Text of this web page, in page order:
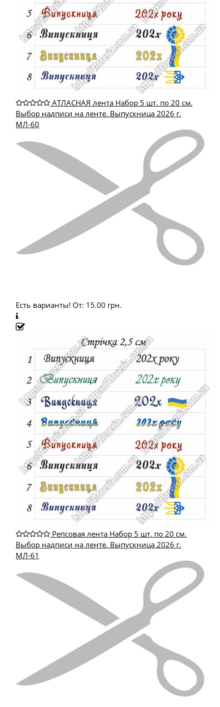
АТЛАСНАЯ лента Набор 5 шт. по 20 см.
Выбор надписи на ленте. Выпускница 2026 г.
МЛ-60
Есть варианты! От: 15.00 грн.
Репсовая лента Набор 5 шт. по 20 см.
Выбор надписи на ленте. Выпускница 2026 г.
МЛ-61